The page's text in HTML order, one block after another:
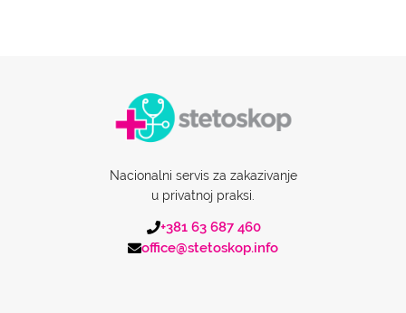
Nacionalni servis za zakazivanje
u privatnoj praksi.
+381 63 687 460
office@stetoskop.info